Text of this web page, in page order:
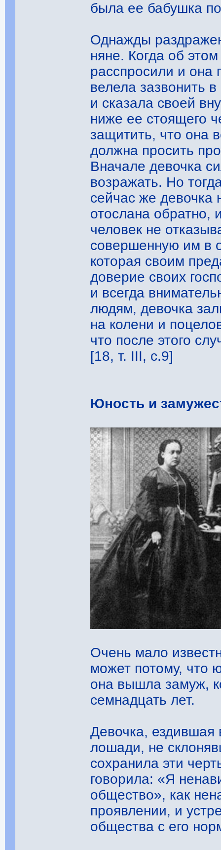
была ее бабушка
Однажды
няне. Когда об
расспросили и она
велела зазвонить
и сказала своей
ниже ее стоящего
защитить, что она
должна просить
Вначале девочка
возражать. Но
сейчас же девочка
отослана обратно,
человек не
совершенную им в
которая своим
доверие своих
и всегда
людям, девочка
на колени и
что после этого
[18, т. III, с.9]
Юность и
Очень мало
может потому, что
она вышла замуж,
семнадцать лет.
Девочка, ездившая
лошади, не
сохранила эти
говорила: «Я
общество», как
проявлении, и
общества с его